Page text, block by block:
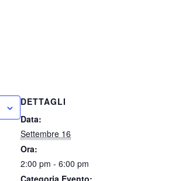
DETTAGLI
Data:
Settembre 16
Ora:
2:00 pm - 6:00 pm
Categoria Evento: